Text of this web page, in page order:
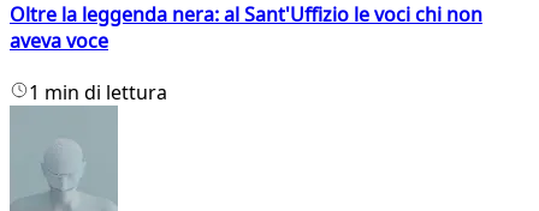
Oltre la leggenda nera: al Sant'Uffizio le voci chi non
aveva voce
1 min di lettura